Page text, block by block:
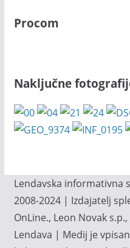
Procom
Naključne
Lendavska informativna
2008-2024 | Izdajatelj
OnLine., Leon Novak
Lendava | Medij je